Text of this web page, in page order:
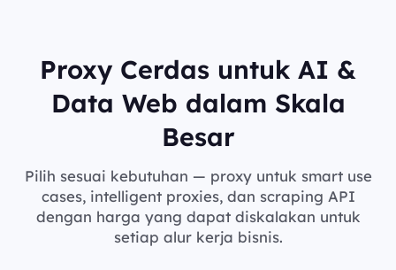
Proxy Cerdas untuk AI &
Data Web dalam Skala
Besar
Pilih sesuai kebutuhan — proxy untuk smart use
cases, intelligent proxies, dan scraping API
dengan harga yang dapat diskalakan untuk
setiap alur kerja bisnis.